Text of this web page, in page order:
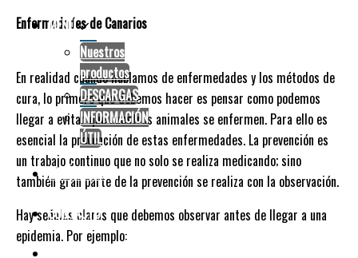
MENÚ
Nuestros
productos
DESCARGAS
INFORMACIÓN
ÚTIL
CATÁLOGOS
CONTACTO
Enfermedades de Canarios
En realidad cuando hablamos de enfermedades y los métodos de
cura, lo primero que debemos hacer es pensar como podemos
llegar a evitar que nuestros animales se enfermen. Para ello es
esencial la prevención de estas enfermedades. La prevención es
un trabajo continuo que no solo se realiza medicando; sino
también gran parte de la prevención se realiza con la observación.
Hay señales claras que debemos observar antes de llegar a una
epidemia. Por ejemplo: